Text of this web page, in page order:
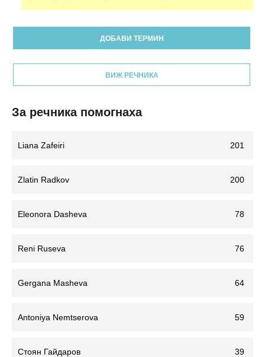
ДОБАВИ ТЕРМИН
ВИЖ РЕЧНИКА
За речника помогнаха
Liana Zafeiri 201
Zlatin Radkov 200
Eleonora Dasheva 78
Reni Ruseva 76
Gergana Masheva 64
Antoniya Nemtserova 59
Стоян Гайдаров 39